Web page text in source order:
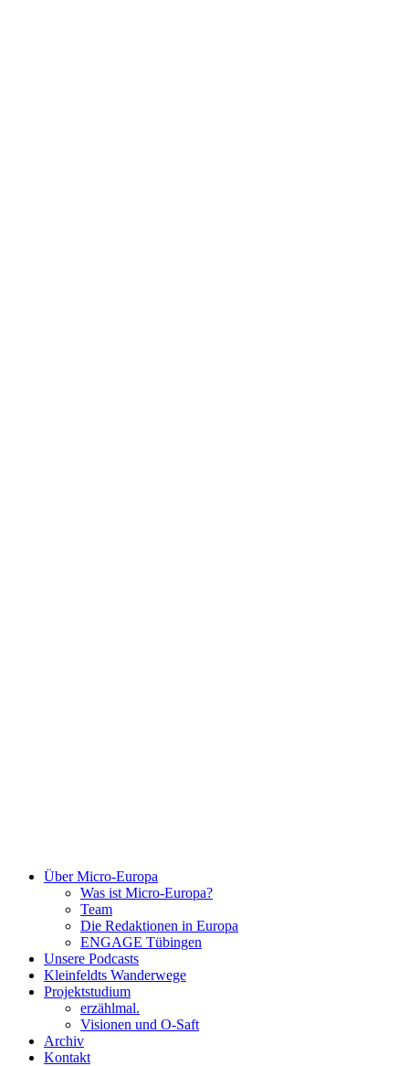
Über Micro-Europa
Was ist Micro-Europa?
Team
Die Redaktionen in Europa
ENGAGE Tübingen
Unsere Podcasts
Kleinfeldts Wanderwege
Projektstudium
erzählmal.
Visionen und O-Saft
Archiv
Kontakt